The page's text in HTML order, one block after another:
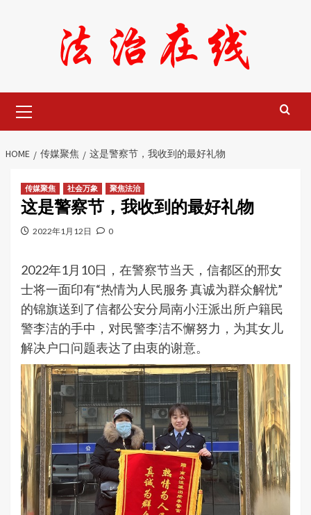
Menu
HOME 传媒聚焦 这是警察节，我收到的最好礼物
传媒聚焦 社会万象 聚焦法治
这是警察节，我收到的最好礼物
2022年1月12日 0
2022年1月10日，在警察节当天，信都区的邢女
士将一面印有“热情为人民服务 真诚为群众解忧”
的锦旗送到了信都公安分局南小汪派出所户籍民
警李洁的手中，对民警李洁不懈努力，为其女儿
解决户口问题表达了由衷的谢意。